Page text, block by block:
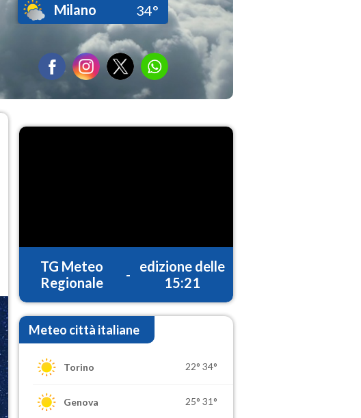
Milano 34°
TG Meteo
Regionale
-
edizione delle
15:21
Meteo città italiane
Torino 22° 34°
Genova 25° 31°